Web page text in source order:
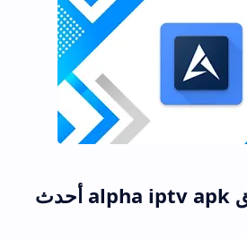
حول تحميل تطبيق alpha iptv apk أحدث